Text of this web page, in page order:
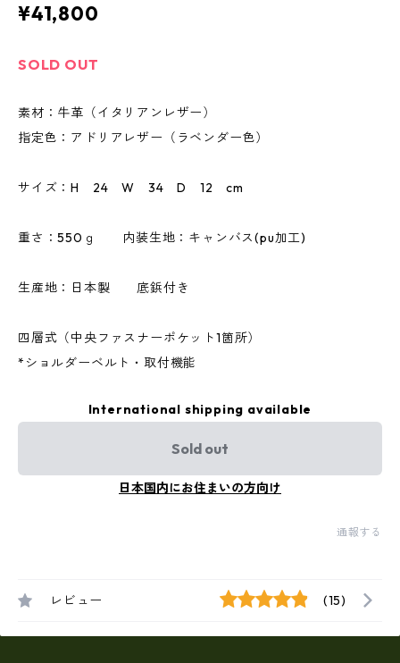
¥41,800
SOLD OUT
素材：牛革（イタリアンレザー）
指定色：アドリアレザー（ラベンダー色）
サイズ：H 24 W 34 D 12 cm
重さ：550ｇ 内装生地：キャンバス(pu加工)
生産地：日本製 底鋲付き
四層式（中央ファスナーポケット1箇所）
*ショルダーベルト・取付機能
International shipping available
Sold out
日本国内にお住まいの方向け
通報する
レビュー (15)